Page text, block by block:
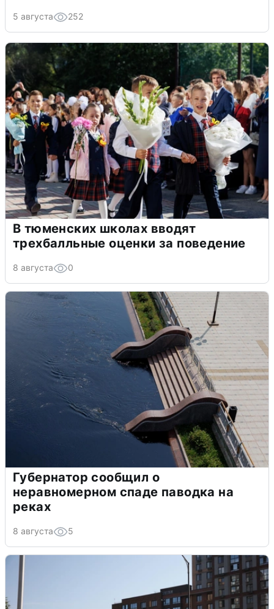
5 августа 252
В тюменских школах вводят
трехбалльные оценки за поведение
8 августа 0
Губернатор сообщил о
неравномерном спаде паводка на
реках
8 августа 5